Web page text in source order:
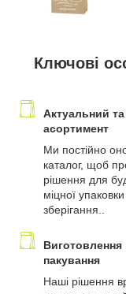
Ключові
Актуальний
асортимент
Ми постійно
каталог, щоб
рішення для
міцної
зберігання..
Виготовлення
пакування
Наші рішення